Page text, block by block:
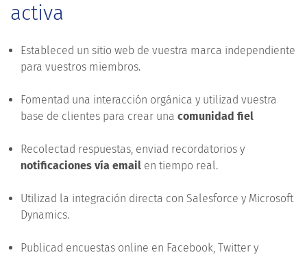
activa
Estableced un sitio web de vuestra marca independiente
para vuestros miembros.
Fomentad una interacción orgánica y utilizad vuestra
base de clientes para crear una comunidad fiel
Recolectad respuestas, enviad recordatorios y
notificaciones vía email en tiempo real.
Utilizad la integración directa con Salesforce y Microsoft
Dynamics.
Publicad encuestas online en Facebook, Twitter y